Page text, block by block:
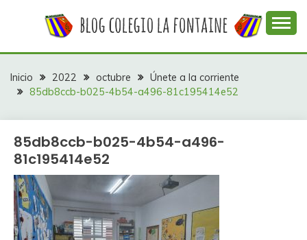
COLEGIO LA
FONTAINE
colegio La Fontaine
Inicio 2022 octubre
Únete a la corriente
85db8ccb-b025-4b54-a496-81c195414e52
85db8ccb-b025-4b54-a496-
81c195414e52